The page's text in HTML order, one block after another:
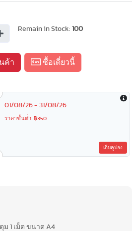
Remain in Stock: 100
ค้า ซื้อเดี๋ยวนี้
01/08/26 - 31/08/26
ราคาขั้นต่ำ: ฿350
เก็บคูปอง
1 เม็ด ขนาด A4